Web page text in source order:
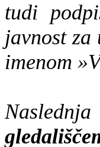
tudi
javnost za
imenom